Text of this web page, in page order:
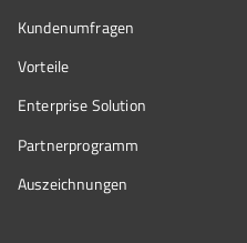
Kundenumfragen
Vorteile
Enterprise Solution
Partnerprogramm
Auszeichnungen